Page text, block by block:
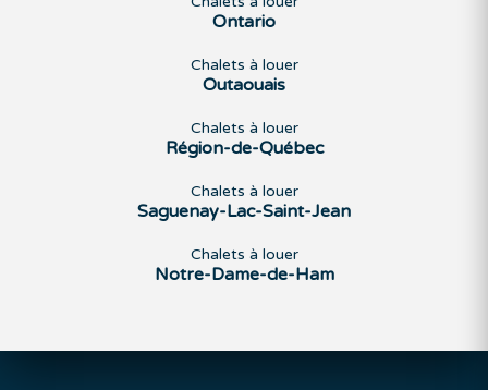
Ontario
Chalets à louer
Outaouais
Chalets à louer
Région-de-Québec
Chalets à louer
Saguenay-Lac-Saint-Jean
Chalets à louer
Notre-Dame-de-Ham